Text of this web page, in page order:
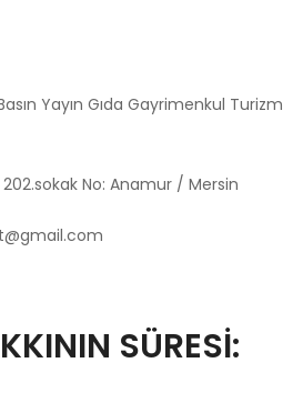
Yayın Gıda Gayrimenkul Turizm
202.sokak No: Anamur / Mersin
SÜRESİ: